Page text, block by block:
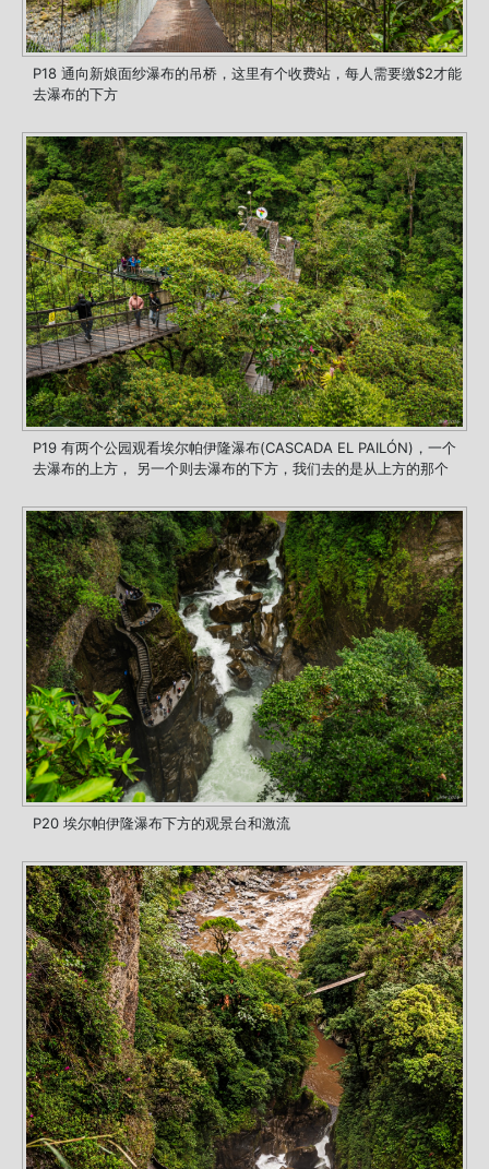
P18 通向新娘面纱瀑布的吊桥，这里有个收费站，每人需要缴$2才能
去瀑布的下方
P19 有两个公园观看埃尔帕伊隆瀑布(CASCADA EL PAILÓN)，一个
去瀑布的上方， 另一个则去瀑布的下方，我们去的是从上方的那个
P20 埃尔帕伊隆瀑布下方的观景台和激流